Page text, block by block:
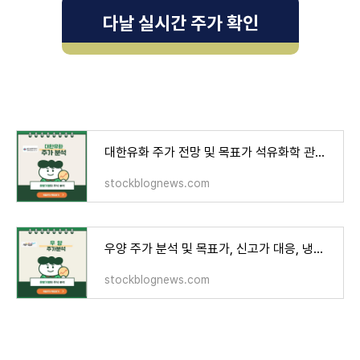
다날 실시간 주가 확인
대한유화 주가 전망 및 목표가 석유화학 관련주 중국 관련주
stockblognews.com
우양 주가 분석 및 목표가, 신고가 대응, 냉동김밥, K푸드 관련주
stockblognews.com